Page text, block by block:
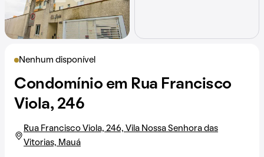
Nenhum disponível
Condomínio em Rua Francisco
Viola, 246
Rua Francisco Viola, 246, Vila Nossa Senhora das
Vitorias, Mauá